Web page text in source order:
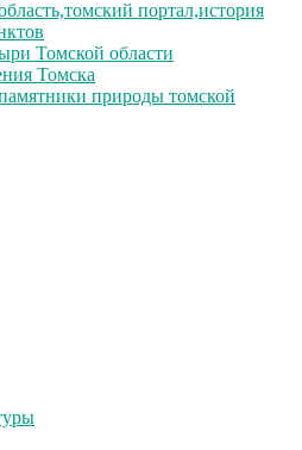
портал,история
Томской области
Томска
природы томской